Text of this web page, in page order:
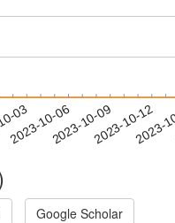
03
2023-10-062023-10-092023-10-12
2023-
Google Scholar